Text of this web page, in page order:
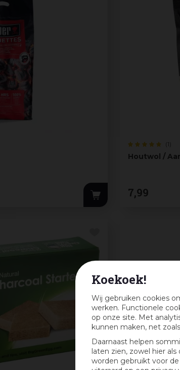
Koekoek!
Wij gebruiken cookies
werken. Functionele
op onze site. Met
kunnen maken, net
Daarnaast helpen
laten zien, zowel hier
worden gebruikt voor
Houtwol /
(1)
7,99